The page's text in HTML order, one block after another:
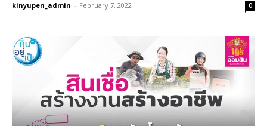
kinyupen_admin - February 7, 2022 0